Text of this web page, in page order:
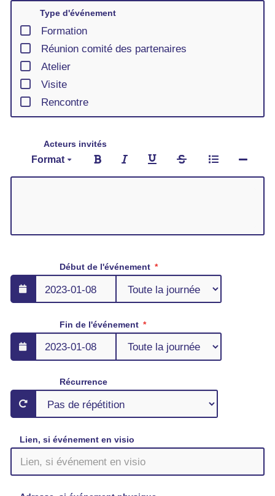
Type d'événement
Formation
Réunion comité des partenaires
Atelier
Visite
Rencontre
Acteurs invités
Format
Début de l'événement
Fin de l'événement
Récurrence
Lien, si événement en visio